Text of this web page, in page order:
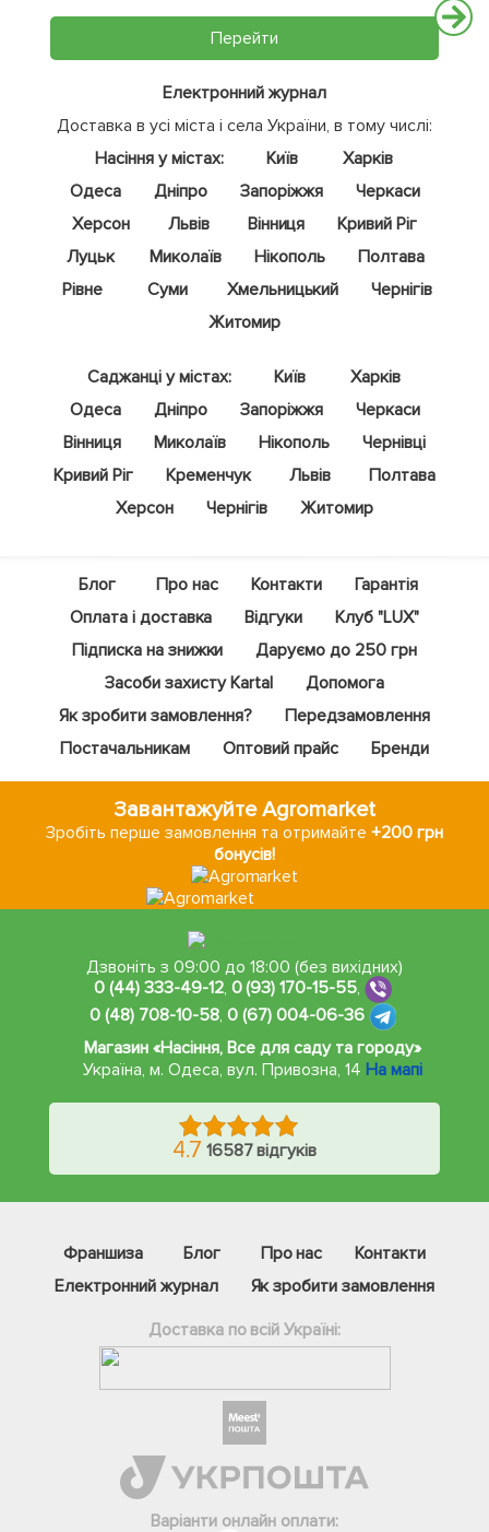
Перейти
Електронний журнал
Доставка в усі міста і села України, в тому числі:
Насіння у містах:
Київ
Харків
Одеса
Дніпро Запоріжжя
Черкаси
Херсон
Львів Вінниця
Кривий Ріг
Луцьк
Миколаїв Нікополь
Полтава
Рівне
Суми Хмельницький
Чернігів
Житомир
Саджанці у містах: Київ
Харків
Одеса
Дніпро Запоріжжя
Черкаси
Вінниця
Миколаїв Нікополь
Чернівці
Кривий Ріг
Кременчук Львів
Полтава
Херсон
Чернігів Житомир
Блог Про нас Контакти
Гарантія
Оплата і доставка
Відгуки
Клуб "LUX"
Підписка на знижки
Даруємо до 250 грн
Засоби захисту Kartal
Допомога
Як зробити замовлення?
Передзамовлення
Постачальникам
Оптовий прайс Бренди
Завантажуйте Agromarket
Зробіть перше замовлення та отримайте+200 грн
бонусів!
Дзвоніть з 09:00 до 18:00 (без вихідних)
0 (44) 333-49-12, 0 (93) 170-15-55,
0 (48) 708-10-58, 0 (67) 004-06-36
Магазин «Насіння, Все для саду та городу»
Україна, м. Одеса,вул. Привозна, 14 На мапі
4.7 16587 відгуків
Франшиза Блог Про нас
Контакти
Електронний журнал
Як зробити замовлення
Доставка по всій Україні:
Варіанти онлайн оплати: